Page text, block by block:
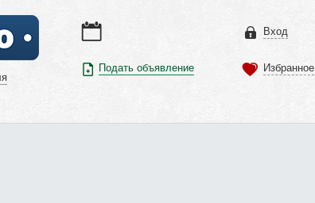
Подать объявление
Вход
Избранное